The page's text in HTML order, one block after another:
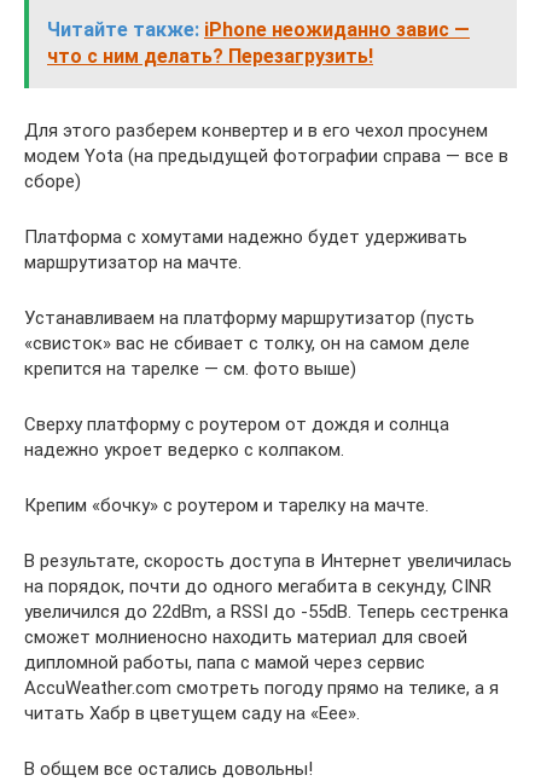
Читайте также: iPhone неожиданно завис —
что с ним делать? Перезагрузить!
Для этого разберем конвертер и в его чехол просунем
модем Yota (на предыдущей фотографии справа — все в
сборе)
Платформа с хомутами надежно будет удерживать
маршрутизатор на мачте.
Устанавливаем на платформу маршрутизатор (пусть
«свисток» вас не сбивает с толку, он на самом деле
крепится на тарелке — см. фото выше)
Сверху платформу с роутером от дождя и солнца
надежно укроет ведерко с колпаком.
Крепим «бочку» с роутером и тарелку на мачте.
В результате, скорость доступа в Интернет увеличилась
на порядок, почти до одного мегабита в секунду, CINR
увеличился до 22dBm, а RSSI до -55dB. Теперь сестренка
сможет молниеносно находить материал для своей
дипломной работы, папа с мамой через сервис
AccuWeather.com смотреть погоду прямо на телике, а я
читать Хабр в цветущем саду на «Eee».
В общем все остались довольны!